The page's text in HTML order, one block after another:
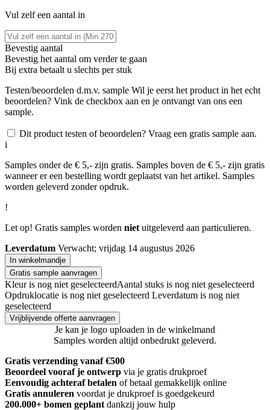
Vul zelf een aantal in
Bevestig aantal
Bevestig het aantal om verder te gaan
Bij extra betaalt u slechts per stuk
Testen/beoordelen d.m.v. sample Wil je eerst het product in het echt
beoordelen? Vink de checkbox aan en je ontvangt van ons een
sample.
Dit product testen of beoordelen? Vraag een gratis sample aan.
i
Samples onder de € 5,- zijn gratis. Samples boven de € 5,- zijn gratis
wanneer er een bestelling wordt geplaatst van het artikel. Samples
worden geleverd zonder opdruk.
!
Let op! Gratis samples worden niet uitgeleverd aan particulieren.
Leverdatum Verwacht; vrijdag 14 augustus 2026
In winkelmandje
Gratis sample aanvragen
Kleur is nog niet geselecteerdAantal stuks is nog niet geselecteerd
Opdruklocatie is nog niet geselecteerd Leverdatum is nog niet
geselecteerd
Vrijblijvende offerte aanvragen
Je kan je logo uploaden in de winkelmand
Samples worden altijd onbedrukt geleverd.
Gratis verzending vanaf €500
Beoordeel vooraf je ontwerp via je gratis drukproef
Eenvoudig achteraf betalen of betaal gemakkelijk online
Gratis annuleren voordat je drukproef is goedgekeurd
200.000+ bomen geplant dankzij jouw hulp